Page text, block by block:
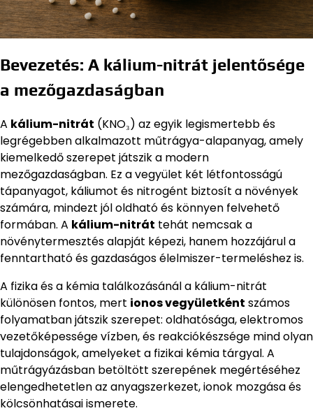
Bevezetés: A kálium-nitrát jelentősége
a mezőgazdaságban
A kálium-nitrát (KNO₃) az egyik legismertebb és
legrégebben alkalmazott műtrágya-alapanyag, amely
kiemelkedő szerepet játszik a modern
mezőgazdaságban. Ez a vegyület két létfontosságú
tápanyagot, káliumot és nitrogént biztosít a növények
számára, mindezt jól oldható és könnyen felvehető
formában. A kálium-nitrát tehát nemcsak a
növénytermesztés alapját képezi, hanem hozzájárul a
fenntartható és gazdaságos élelmiszer-termeléshez is.
A fizika és a kémia találkozásánál a kálium-nitrát
különösen fontos, mert ionos vegyületként számos
folyamatban játszik szerepet: oldhatósága, elektromos
vezetőképessége vízben, és reakciókészsége mind olyan
tulajdonságok, amelyeket a fizikai kémia tárgyal. A
műtrágyázásban betöltött szerepének megértéséhez
elengedhetetlen az anyagszerkezet, ionok mozgása és
kölcsönhatásai ismerete.